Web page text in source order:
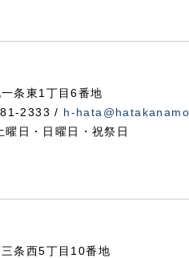
条東1丁目6番地
2333 / h-
日・日曜日・祝祭日
条西5丁目10番地